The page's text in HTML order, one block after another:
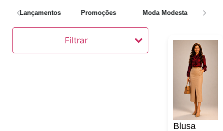
Lançamentos Promoções Moda Modesta Plus
Filtrar
Blusa